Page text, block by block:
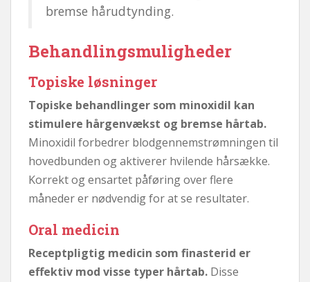
bremse hårudtynding.
Behandlingsmuligheder
Topiske løsninger
Topiske behandlinger som minoxidil kan
stimulere hårgenvækst og bremse hårtab.
Minoxidil forbedrer blodgennemstrømningen til
hovedbunden og aktiverer hvilende hårsække.
Korrekt og ensartet påføring over flere
måneder er nødvendig for at se resultater.
Oral medicin
Receptpligtig medicin som finasterid er
effektiv mod visse typer hårtab. Disse